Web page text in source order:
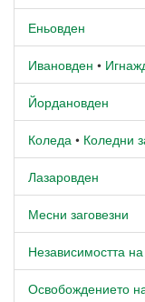
Еньовден
Ивановден •
Йордановден
Коледа • Коледни
Лазаровден
Месни заговезни
Независимостта
Освобождението